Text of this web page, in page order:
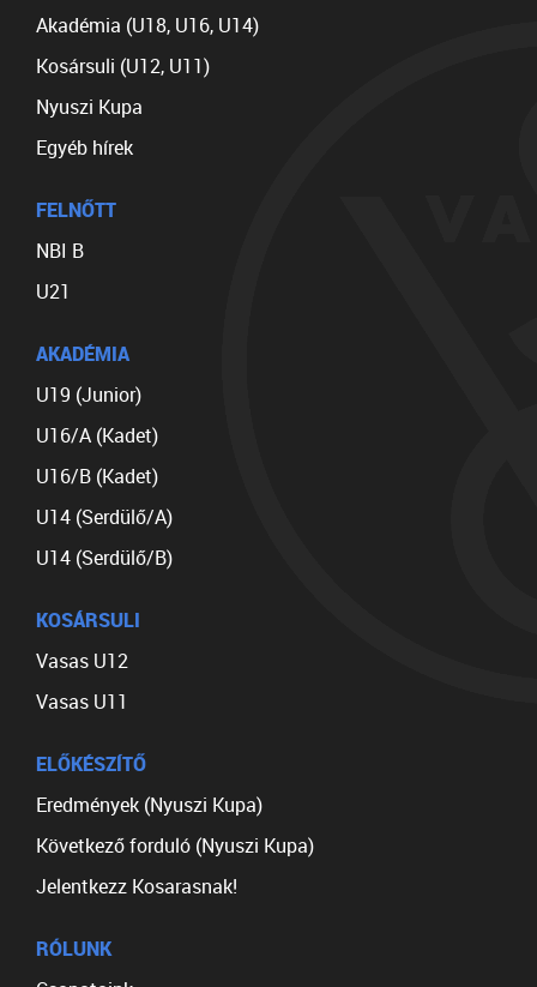
Akadémia (U18, U16, U14)
Kosársuli (U12, U11)
Nyuszi Kupa
Egyéb hírek
FELNŐTT
NBI B
U21
AKADÉMIA
U19 (Junior)
U16/A (Kadet)
U16/B (Kadet)
U14 (Serdülő/A)
U14 (Serdülő/B)
KOSÁRSULI
Vasas U12
Vasas U11
ELŐKÉSZÍTŐ
Eredmények (Nyuszi Kupa)
Következő forduló (Nyuszi Kupa)
Jelentkezz Kosarasnak!
RÓLUNK